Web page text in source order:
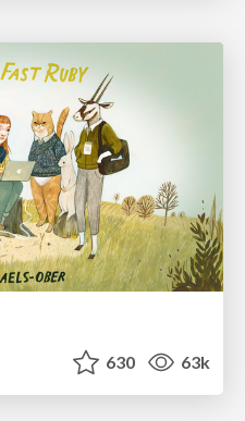
630 63k